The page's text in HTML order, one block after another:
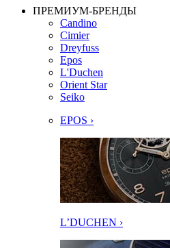
ПРЕМИУМ-БРЕНДЫ
Candino
Cimier
Dreyfuss
Epos
L'Duchen
Orient Star
Seiko
EPOS ›
L’DUCHEN ›